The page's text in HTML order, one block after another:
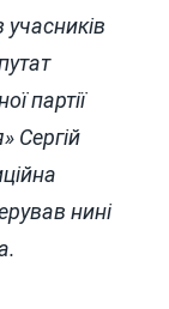
партії
Сергій
нині